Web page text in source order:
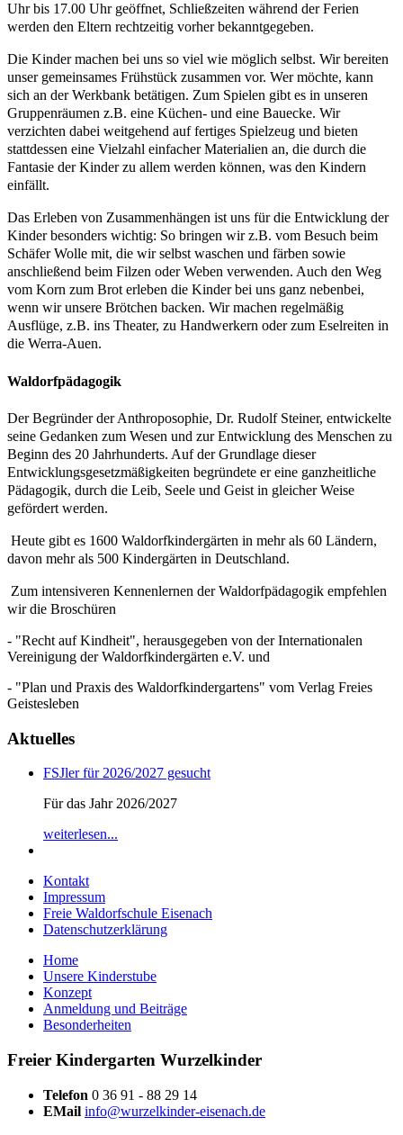
Uhr bis 17.00 Uhr geöffnet, Schließzeiten während der Ferien
werden den Eltern rechtzeitig vorher bekanntgegeben.
Die Kinder machen bei uns so viel wie möglich selbst. Wir bereiten
unser gemeinsames Frühstück zusammen vor. Wer möchte, kann
sich an der Werkbank betätigen. Zum Spielen gibt es in unseren
Gruppenräumen z.B. eine Küchen- und eine Bauecke. Wir
verzichten dabei weitgehend auf fertiges Spielzeug und bieten
stattdessen eine Vielzahl einfacher Materialien an, die durch die
Fantasie der Kinder zu allem werden können, was den Kindern
einfällt.
Das Erleben von Zusammenhängen ist uns für die Entwicklung der
Kinder besonders wichtig: So bringen wir z.B. vom Besuch beim
Schäfer Wolle mit, die wir selbst waschen und färben sowie
anschließend beim Filzen oder Weben verwenden. Auch den Weg
vom Korn zum Brot erleben die Kinder bei uns ganz nebenbei,
wenn wir unsere Brötchen backen. Wir machen regelmäßig
Ausflüge, z.B. ins Theater, zu Handwerkern oder zum Eselreiten in
die Werra-Auen.
Waldorfpädagogik
Der Begründer der Anthroposophie, Dr. Rudolf Steiner, entwickelte
seine Gedanken zum Wesen und zur Entwicklung des Menschen zu
Beginn des 20 Jahrhunderts. Auf der Grundlage dieser
Entwicklungsgesetzmäßigkeiten begründete er eine ganzheitliche
Pädagogik, durch die Leib, Seele und Geist in gleicher Weise
gefördert werden.
Heute gibt es 1600 Waldorfkindergärten in mehr als 60 Ländern,
davon mehr als 500 Kindergärten in Deutschland.
Zum intensiveren Kennenlernen der Waldorfpädagogik empfehlen
wir die Broschüren
- "Recht auf Kindheit", herausgegeben von der Internationalen
Vereinigung der Waldorfkindergärten e.V. und
- "Plan und Praxis des Waldorfkindergartens" vom Verlag Freies
Geistesleben
Aktuelles
FSJler für 2026/2027 gesucht
Für das Jahr 2026/2027
weiterlesen...
Kontakt
Impressum
Freie Waldorfschule Eisenach
Datenschutzerklärung
Home
Unsere Kinderstube
Konzept
Anmeldung und Beiträge
Besonderheiten
Freier Kindergarten Wurzelkinder
Telefon 0 36 91 - 88 29 14
EMail info@wurzelkinder-eisenach.de